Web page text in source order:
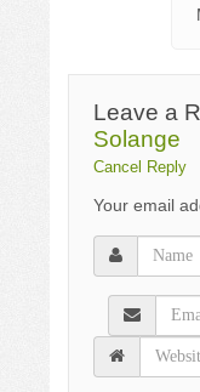
Leave a
Solange
Cancel Reply
Your email